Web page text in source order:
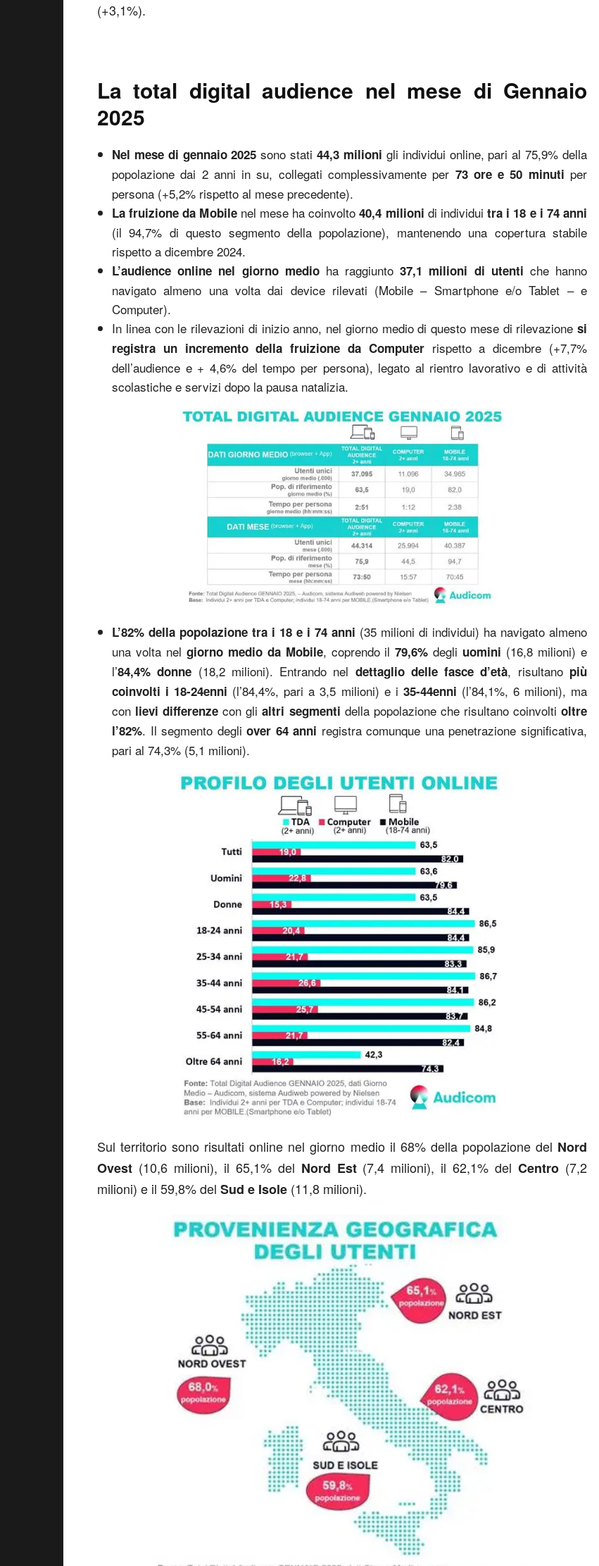
(+3,1%).
La total digital audience nel mese di Gennaio
2025
Nel mese di gennaio 2025 sono stati44,3 milioni gli individui online, pari al 75,9% della
popolazione dai 2 anni in su, collegati complessivamente per 73 ore e 50 minuti per
persona (+5,2% rispetto al mese precedente).
La fruizione da Mobilenel mese ha coinvolto40,4 milioni di individuitra i 18 e i 74 anni
(il 94,7% di questo segmento della popolazione), mantenendo una copertura stabile
rispetto a dicembre 2024.
L’audience online nel giorno medioha raggiunto37,1 milioni di utenti che hanno
navigato almeno una volta dai device rilevati (Mobile – Smartphone e/o Tablet – e
Computer).
In linea con le rilevazioni di inizio anno, nel giorno medio di questo mese di rilevazione si
registra un incremento della fruizione da Computerrispetto a dicembre (+7,7%
dell’audience e + 4,6% del tempo per persona), legato al rientro lavorativo e di attività
scolastiche e servizi dopo la pausa natalizia.
L’82% della popolazione tra i 18 e i 74 anni (35 milioni di individui) ha navigato almeno
una volta nel giorno medio da Mobile, coprendo il79,6% degli uomini (16,8 milioni) e
l’84,4% donne (18,2 milioni). Entrando nel dettaglio delle fasce d’età, risultano più
coinvolti i 18-24enni (l’84,4%, pari a 3,5 milioni) e i 35-44enni (l’84,1%, 6 milioni), ma
con lievi differenze con glialtri segmenti della popolazione che risultano coinvoltioltre
l’82%. Il segmento degliover 64 anni registra comunque una penetrazione significativa,
pari al 74,3% (5,1 milioni).
Sul territorio sono risultati online nel giorno medio il 68% della popolazione del Nord
Ovest (10,6 milioni), il 65,1% del Nord Est(7,4 milioni), il 62,1% delCentro (7,2
milioni) e il 59,8% del Sud e Isole (11,8 milioni).